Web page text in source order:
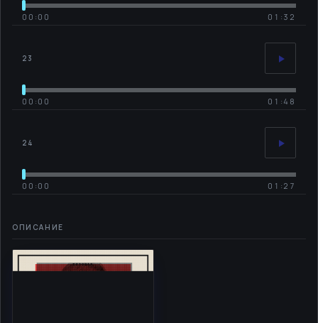
00:00 01:32
23
00:00 01:48
24
00:00 01:27